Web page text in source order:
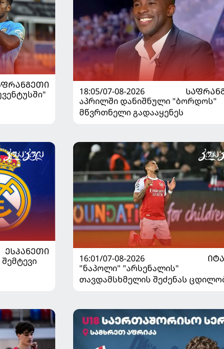
18:05/07-08-2026
აპრილში დანიშნული "ბორდოს"
მწვრთნელი გადააყენეს
ᲔᲡᲞᲐᲜᲔᲗᲘ
16:01/07-08-2026
"ნაპოლი" "არსენალის"
თავდამსხმელის შეძენას